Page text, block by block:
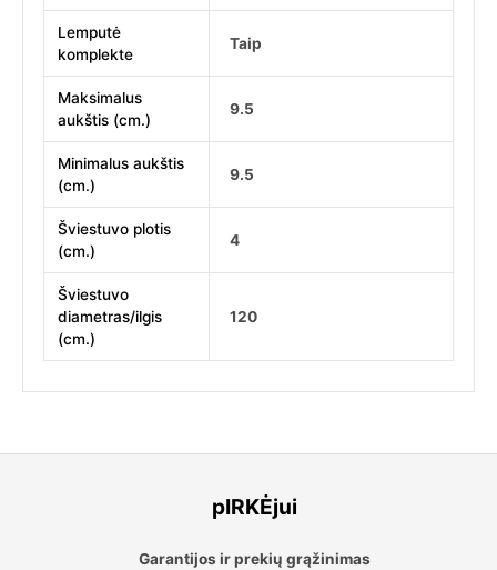
Lemputė
komplekte
Taip
Maksimalus
aukštis (cm.)
9.5
Minimalus aukštis
(cm.)
9.5
Šviestuvo plotis
(cm.)
4
Šviestuvo
diametras/ilgis
(cm.)
120
pIRKĖjui
Garantijos ir prekių grąžinimas